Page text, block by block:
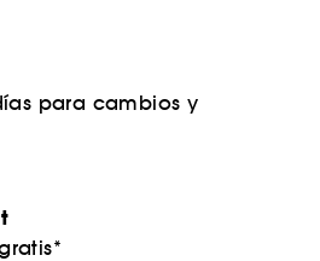
para cambios y